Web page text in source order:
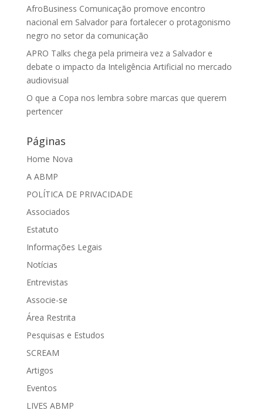
AfroBusiness Comunicação promove encontro
nacional em Salvador para fortalecer o protagonismo
negro no setor da comunicação
APRO Talks chega pela primeira vez a Salvador e
debate o impacto da Inteligência Artificial no mercado
audiovisual
O que a Copa nos lembra sobre marcas que querem
pertencer
Páginas
Home Nova
A ABMP
POLÍTICA DE PRIVACIDADE
Associados
Estatuto
Informações Legais
Notícias
Entrevistas
Associe-se
Área Restrita
Pesquisas e Estudos
SCREAM
Artigos
Eventos
LIVES ABMP